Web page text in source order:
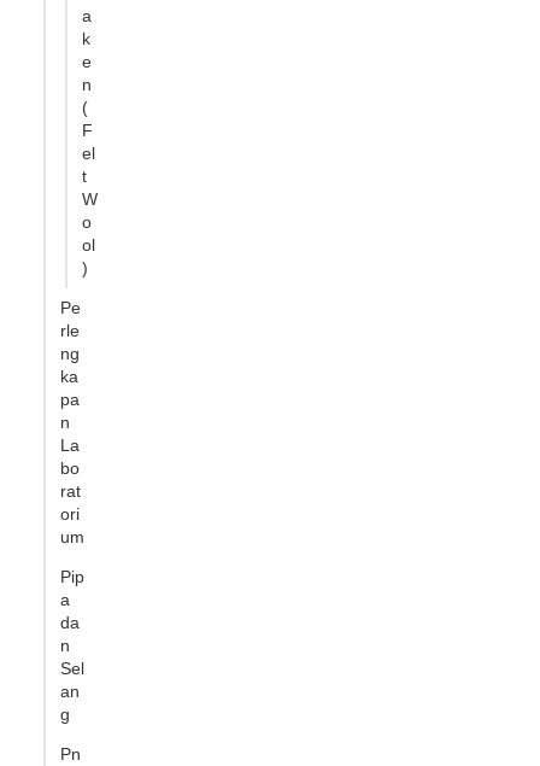
a
k
e
n
(
F
el
t
W
o
ol
)
Pe
rle
ng
ka
pa
n
La
bo
rat
ori
um
Pip
a
da
n
Sel
an
g
Pn